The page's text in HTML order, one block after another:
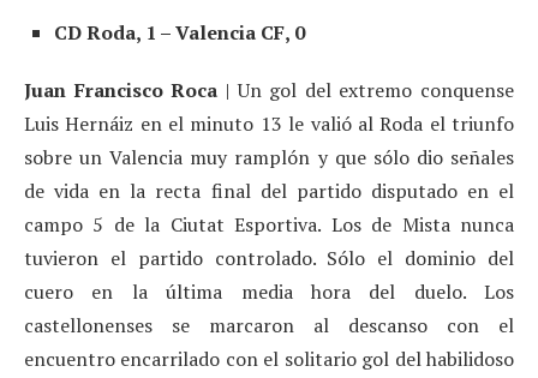
CD Roda, 1 – Valencia CF, 0
Juan Francisco Roca | Un gol del extremo conquense
Luis Hernáiz en el minuto 13 le valió al Roda el triunfo
sobre un Valencia muy ramplón y que sólo dio señales
de vida en la recta final del partido disputado en el
campo 5 de la Ciutat Esportiva. Los de Mista nunca
tuvieron el partido controlado. Sólo el dominio del
cuero en la última media hora del duelo. Los
castellonenses se marcaron al descanso con el
encuentro encarrilado con el solitario gol del habilidoso